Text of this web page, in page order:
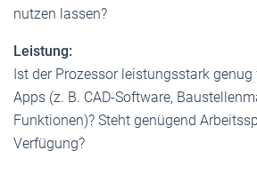
nutzen lassen?
Leistung:
Ist der Prozessor leistungsstark
Apps (z. B. CAD-Software,
Funktionen)? Steht ­genügend
Verfügung?